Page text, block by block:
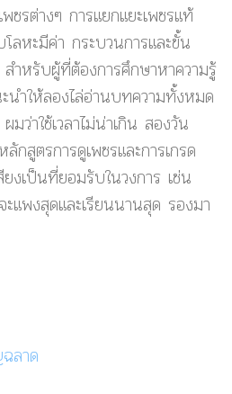
ชรต่างๆ การแยกแยะเพชรแท้
ลหะมีค่า กระบวนการและขั้น
ำหรับผู้ที่ต้องการศึกษาหาความรู้
นำให้ลองไล่อ่านบทความทั้งหมด
ว่าใช้เวลาไม่น่าเกิน สองวัน
กสูตรการดูเพชรและการเกรด
งเป็นที่ยอมรับในวงการ เช่น
แพงสุดและเรียนนานสุด รองมา
ลาด